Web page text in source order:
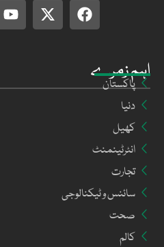
اہم زمرے
پاکستان
دنیا
کھیل
انٹرٹینمنٹ
تجارت
سائنس و ٹیکنالوجی
صحت
کالم